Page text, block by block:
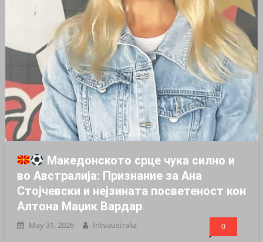
Македонското срце чука силно и
во Австралија: Признание за Ана
Стојчевски и нејзината посветеност кон
Алтона Маџик Вардар
May 31, 2026 Intvaustralia 0